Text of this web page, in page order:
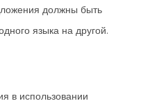
должны быть
языка на другой.
в использовании